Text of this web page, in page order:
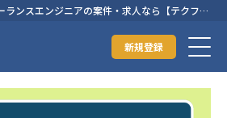
ランスエンジニアの案件・求人なら【テクフ
新規登録